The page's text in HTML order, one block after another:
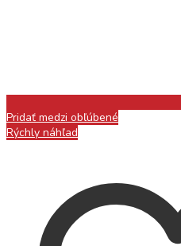
Pridať medzi obľúbené
Rýchly náhľad